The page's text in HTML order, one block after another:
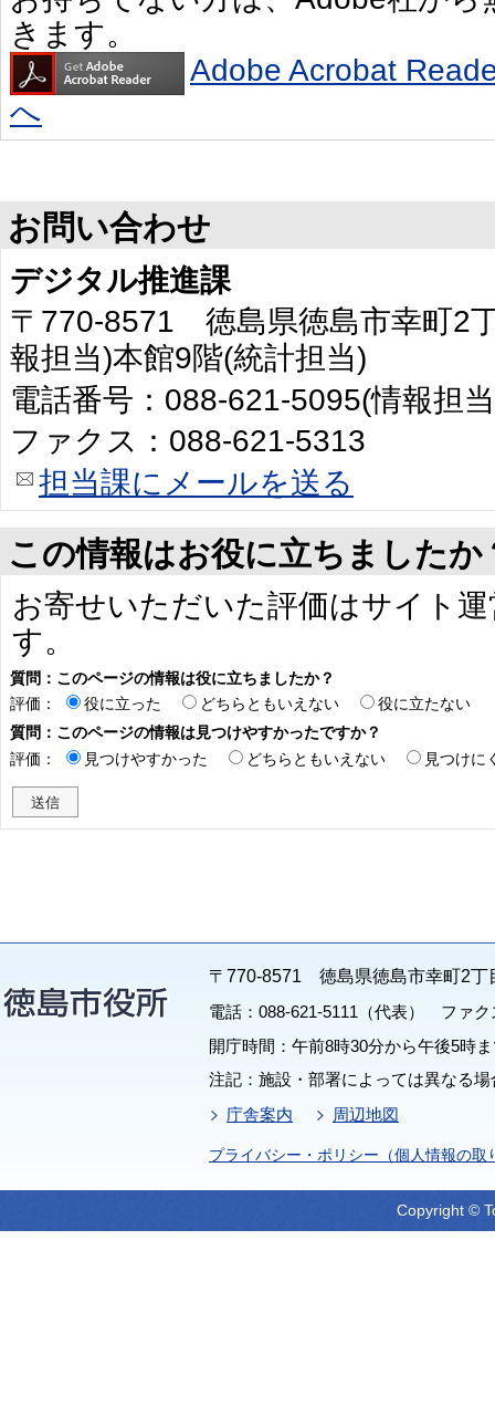
きます。
Adobe Acrobat
へ
お問い合わせ
デジタル推進課
〒770-8571 徳島県徳島市幸町2
報担当)本館9階(統計担当)
電話番号：088-621-5095(情報担
ファクス：088-621-5313
担当課にメールを送る
この情報はお役に立ちましたか
お寄せいただいた評価はサイト
す。
質問：このページの情報は役に立ちましたか？
評価：
役に立った どちらともいえない
役に立たない
質問：このページの情報は見つけやすかったですか？
評価：
見つけやすかった どちらともいえない 見つけに
〒770-8571 徳島県徳島市幸町2丁
電話：088-621-5111（代表） ファク
開庁時間：午前8時30分から午後5時
注記：施設・部署によっては異なる
庁舎案内
周辺地図
プライバシー・ポリシー（個人情報の取
Copyright ©